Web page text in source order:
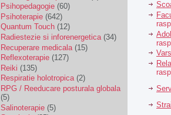
Psihopedagogie (60)
Psihoterapie (642)
Quantum Touch (12)
Radiestezie si inforenergetica(34)
Recuperare medicala (15)
Reflexoterapie (127)
Reiki (135)
Respiratie holotropica(2)
RPG / Reeducare posturala globala
(5)
Salinoterapie (5)